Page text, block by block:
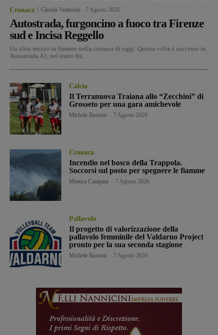
Cronaca Glenda Venturini 7 Agosto 2026
Autostrada, furgoncino a fuoco tra Firenze
sud e Incisa Reggello
Un altro mezzo in fiamme nella cronaca di oggi. Questa volta è successo in
Autostrada A1, nel tratto fra...
Calcio
Il Terranuova Traiana allo “Zecchini” di
Grosseto per una gara amichevole
Michele Bossini 7 Agosto 2026
Cronaca
Incendio nel bosco della Trappola.
Soccorsi sul posto per spegnere le fiamme
Monica Campani 7 Agosto 2026
Pallavolo
Il progetto di valorizzazione della
pallavolo femminile del Valdarno Project
pronto per la sua seconda stagione
Michele Bossini 7 Agosto 2026